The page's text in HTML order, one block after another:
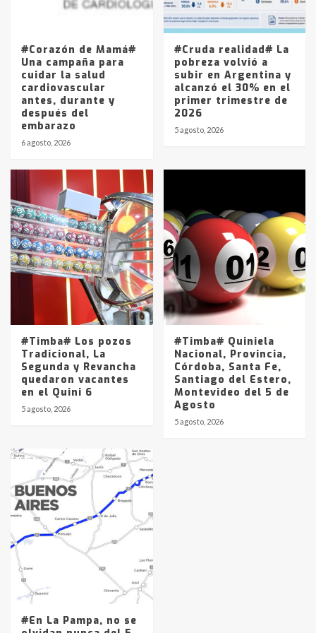
Los precios de los combustibles en
La Pampa, desde YPF hasta Axion
entre 857 a 1338 pesos
#Corazón de Mamá#
Una campaña para
cuidar la salud
cardiovascular
antes, durante y
después del
embarazo
6 agosto, 2026
#Cruda realidad# La
pobreza volvió a
subir en Argentina y
alcanzó el 30% en el
primer trimestre de
2026
5 agosto, 2026
#Timba# Los pozos
Tradicional, La
Segunda y Revancha
quedaron vacantes
en el Quini 6
5 agosto, 2026
#Timba# Quiniela
Nacional, Provincia,
Córdoba, Santa Fe,
Santiago del Estero,
Montevideo del 5 de
Agosto
5 agosto, 2026
#En La Pampa, no se